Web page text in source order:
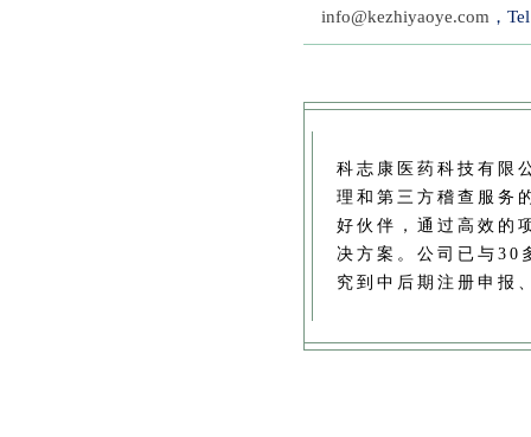
info@kezhiyaoye.com ，
科志康医药科技有限
理和第三方稽查服务
好伙伴，通过高效的
决方案。 公司已与30
究到中后期注册申报